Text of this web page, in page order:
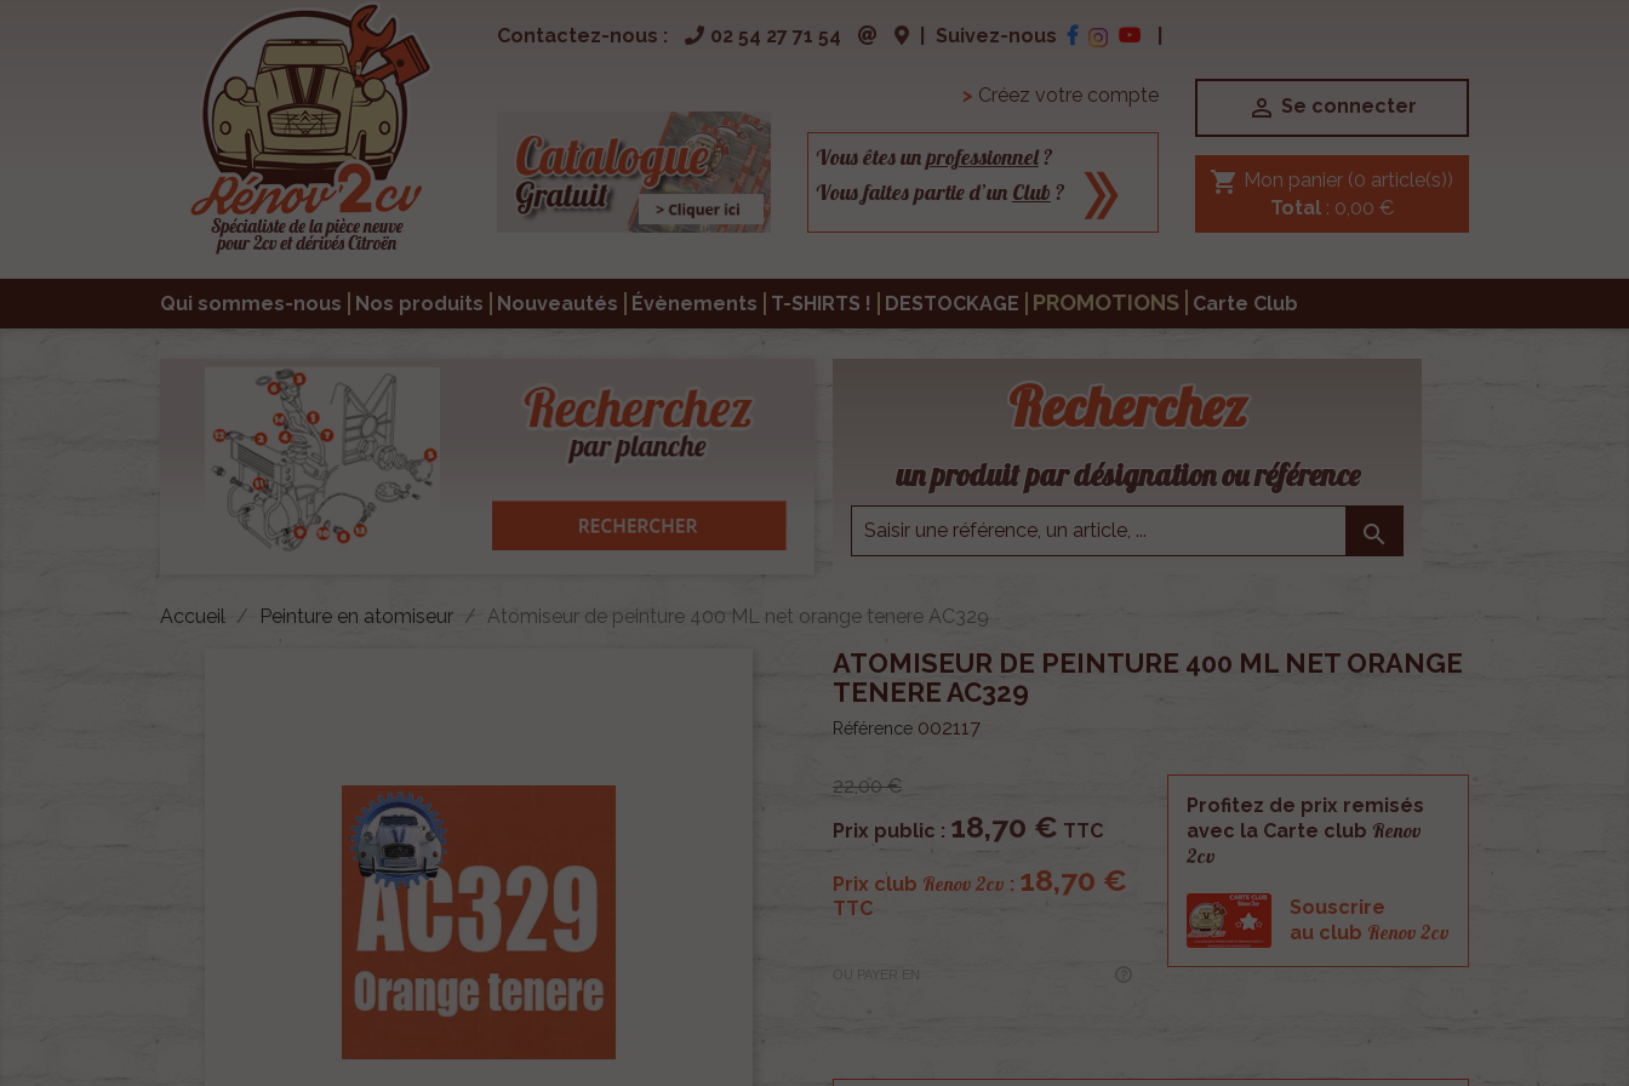
Contactez-nous : 02 54 27 71 54 Suivez-nous
> Créez votre compte
Vous êtes unprofessionnel?
Vous faites partie d’un Club ?
 Se connecter
shopping_cart Mon panier (0 article(s))
Total: 0,00 €
Qui sommes-nous Nos produits Nouveautés Évènements T-SHIRTS ! DESTOCKAGE PROMOTIONS Carte Club
Recherchez
un produit par désignation ou référence

Accueil Peinture en atomiseur Atomiseur de peinture 400 ML net orange tenere AC329
ATOMISEUR DE PEINTURE 400 ML NET ORANGE
TENERE AC329
Référence 002117
22,00 €
Prix public : 18,70 € TTC
Prix club Renov 2cv : 18,70 €
TTC
OU PAYER EN
Profitez de prix remisés
avec la Carte club Renov
2cv
Souscrire
au club Renov 2cv